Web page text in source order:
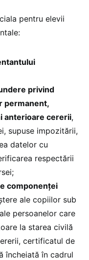
pentru elevii
privind
permanent,
anterioare cererii,
supuse impozitării,
datelor cu
respectării
componenței
ale copiilor sub
persoanelor care
la starea civilă
certificatul de
încheiată în cadrul